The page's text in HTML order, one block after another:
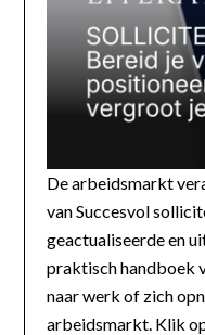
De arbeidsmarkt
van Succesvol
geactualiseerde en
praktisch handboek
naar werk of zich
arbeidsmarkt. Klik